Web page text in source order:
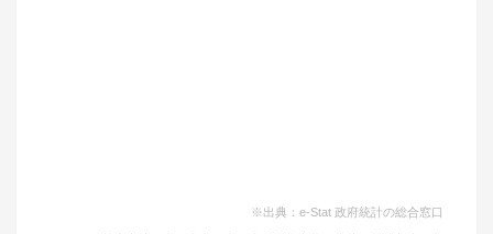
※出典：e-Stat 政府統計の総合窓口